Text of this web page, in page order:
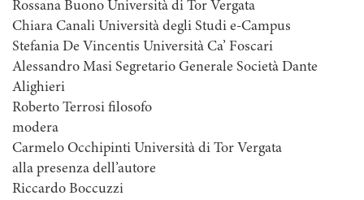
Rossana Buono Università di Tor Vergata
Chiara Canali Università degli Studi e-Campus
Stefania De Vincentis Università Ca’ Foscari
Alessandro Masi Segretario Generale Società Dante
Alighieri
Roberto Terrosi filosofo
modera
Carmelo Occhipinti Università di Tor Vergata
alla presenza dell’autore
Riccardo Boccuzzi